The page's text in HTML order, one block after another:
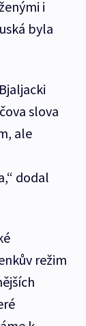
i
byla
slova
ale
dodal
režim